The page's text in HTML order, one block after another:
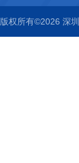
版权所有©2026 深